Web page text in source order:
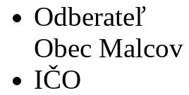
Odberateľ
Obec Malcov
IČO